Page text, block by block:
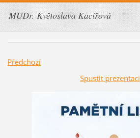
MUDr. Květoslava Kacířová
Předchozí
Spustit prezentaci